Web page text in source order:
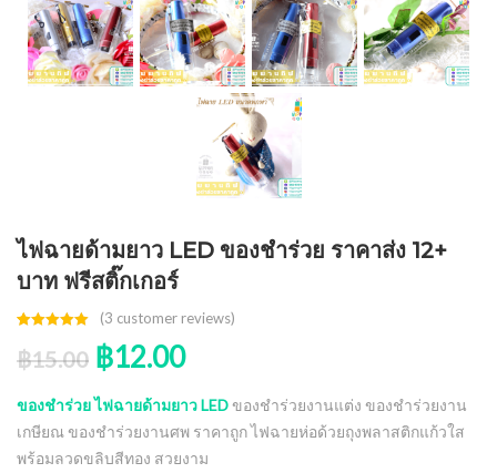
ไฟฉายด้ามยาว LED ของชำร่วย ราคาส่ง 12+
บาท ฟรีสติ๊กเกอร์
out of 5
based on
(3 customer reviews)
฿15.00 ฿12.00
ของชำร่วย ไฟฉายด้ามยาว LEDของชำร่วยงานแต่ง ของชำร่วยงาน
เกษียณ ของชำร่วยงานศพ ราคาถูก ไฟฉายห่อด้วยถุงพลาสติกแก้วใส
พร้อมลวดขลิบสีทอง สวยงาม